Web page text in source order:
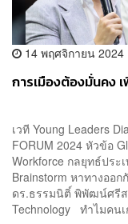
14 พฤศจิกายน 2024
การเมืองต้องมั่นคง
เวที Young Leaders
FORUM 2024 หัวข้อ
Workforce กลยุทธ์ประ
Brainstorm หาทางออก
ดร.ธรรมนิติ์ พิพัฒน์ศรีส
Technology ทำไมคน